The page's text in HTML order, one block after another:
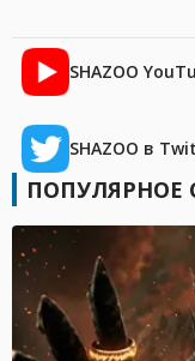
SHAZOO
SHAZOO в
ПОПУЛЯРНОЕ